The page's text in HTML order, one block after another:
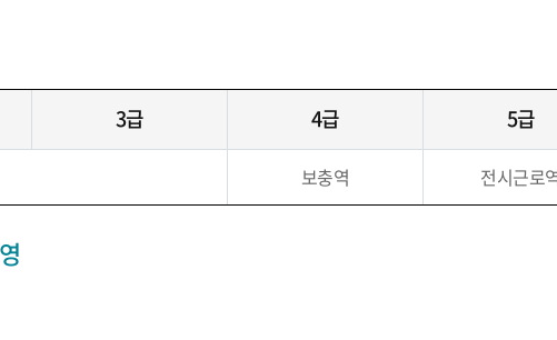
3급 4급 5급
보충역 전시근로